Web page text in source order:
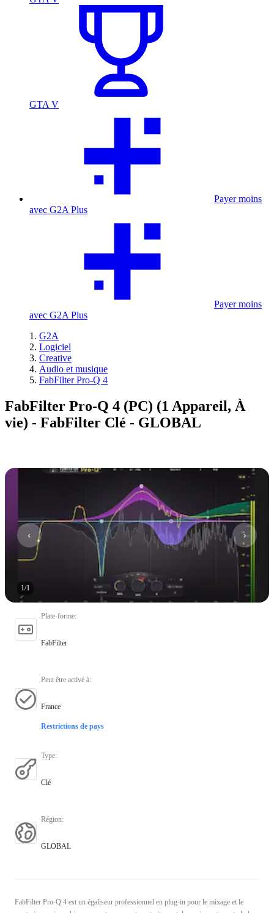
GTA V
Payer moins
avec G2A Plus
Payer moins
avec G2A Plus
G2A
Logiciel
Creative
Audio et musique
FabFilter Pro-Q 4
FabFilter Pro-Q 4 (PC) (1 Appareil, À
vie) - FabFilter Clé - GLOBAL
1/1
Plate-forme:
FabFilter
Peut être activé à:
France
Restrictions de pays
Type:
Clé
Région:
GLOBAL
FabFilter Pro-Q 4 est un égaliseur professionnel en plug-in pour le mixage et le